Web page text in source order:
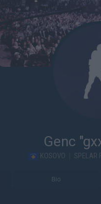
Genc
KOSOVO SPELAR
Bio